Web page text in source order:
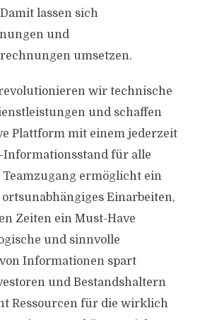
lassen sich
und
umsetzen.
wir technische
und schaffen
Plattform mit einem jederzeit
Informationsstand für alle
Teamzugang ermöglicht ein
Einarbeiten,
Zeiten ein Must-Have
und sinnvolle
Informationen spart
und Bestandshaltern
Ressourcen für die wirklich